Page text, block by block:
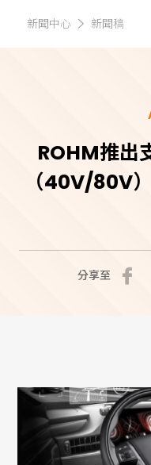
新聞中心 新聞稿
ROHM推出
（40V/80V
分享至